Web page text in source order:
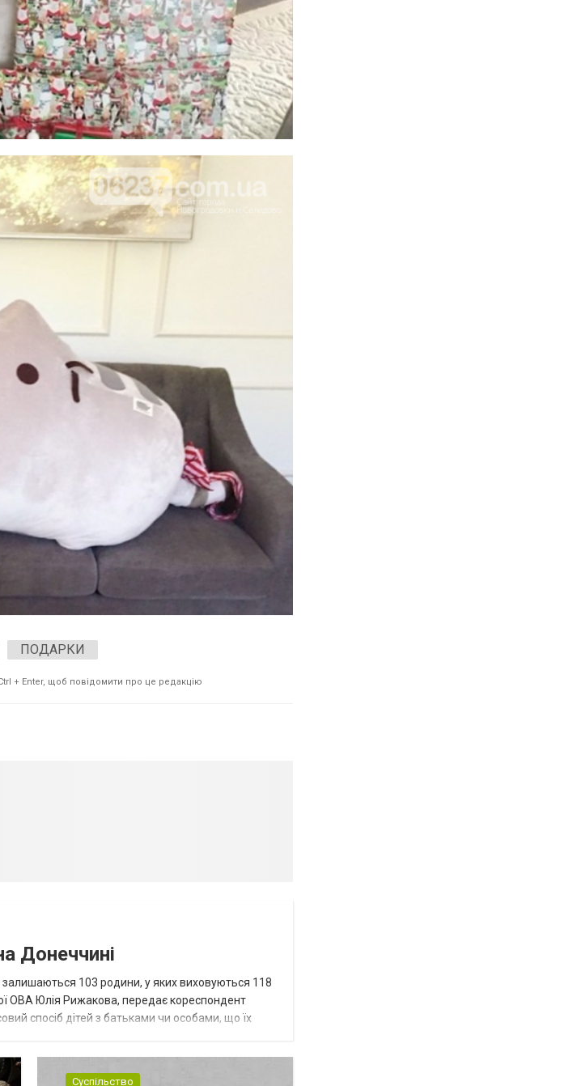
ПОДАРКИ
+ Enter, щоб повідомити про це редакцію
Донеччині
залишаються 103 родини, у яких виховуються 118
ОВА Юлія Рижакова, передає кореспондент
спосіб дітей з батьками чи особами, що їх
Суспільство